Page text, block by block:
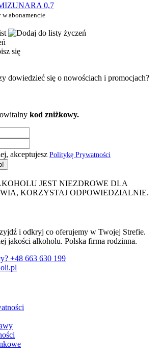
0,7
w abonamencie
się
dowiedzieć się o nowościach i promocjach?
kod zniżkowy.
akceptujesz Politykę Prywatności
JEST NIEZDROWE DLA
KORZYSTAJ ODPOWIEDZIALNIE.
i odkryj co oferujemy w Twojej Strefie.
jakości alkoholu. Polska firma rodzinna.
+48 663 630 199